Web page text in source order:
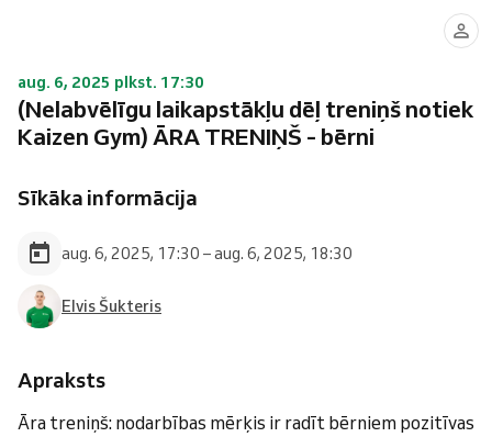
aug. 6, 2025 plkst. 17:30
(Nelabvēlīgu laikapstākļu dēļ treniņš notiek
Kaizen Gym) ĀRA TRENIŅŠ - bērni
Sīkāka informācija
aug. 6, 2025, 17:30 – aug. 6, 2025, 18:30
Elvis Šukteris
Apraksts
Āra treniņš: nodarbības mērķis ir radīt bērniem pozitīvas